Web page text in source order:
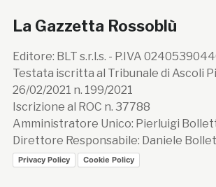
La Gazzetta Rossoblù
Editore: BLT s.r.l.s. - P.IVA
Testata iscritta al Tribunale di Ascoli
26/02/2021 n. 199/2021
Iscrizione al ROC n. 37788
Amministratore Unico: Pierluigi
Direttore Responsabile: Daniele
Privacy Policy Cookie Policy